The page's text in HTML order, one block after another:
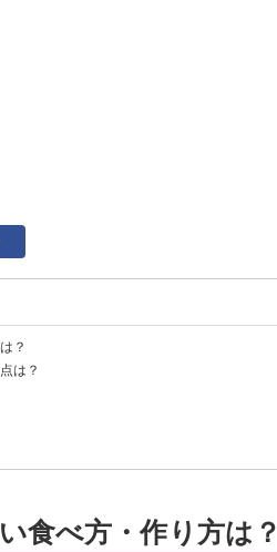
？
」
は？
食べ方・作り方は？